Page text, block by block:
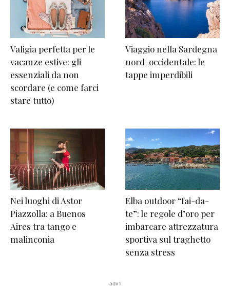
Valigia perfetta per le
vacanze estive: gli
essenziali da non
scordare (e come farci
stare tutto)
Viaggio nella Sardegna
nord-occidentale: le
tappe imperdibili
Nei luoghi di Astor
Piazzolla: a Buenos
Aires tra tango e
malinconia
Elba outdoor “fai-da-
te”: le regole d’oro per
imbarcare attrezzatura
sportiva sul traghetto
senza stress
adv1